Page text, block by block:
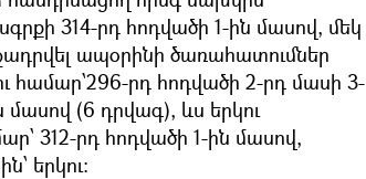
314-րդ հոդվածի 1-ին մասով, մեկ
ապօրինի ծառահատումներ
համար՝296-րդ հոդվածի 2-րդ մասի 3-
մասով (6 դրվագ), ևս երկու
312-րդ հոդվածի 1-ին մասով,
երկու։